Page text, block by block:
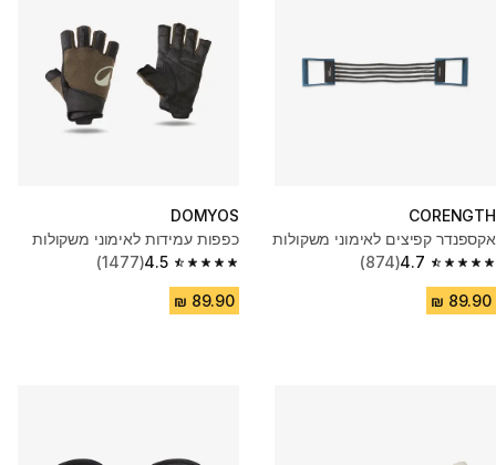
CORENGTH
אקספנדר קפיצים לאימוני משקולות
4.7
4.7 out of 5 stars from 874 reviews
(874)
DOMYOS
כפפות עמידות לאימוני משקולות
4.5
4.5 out of 5 stars from 1477 reviews
(1477)